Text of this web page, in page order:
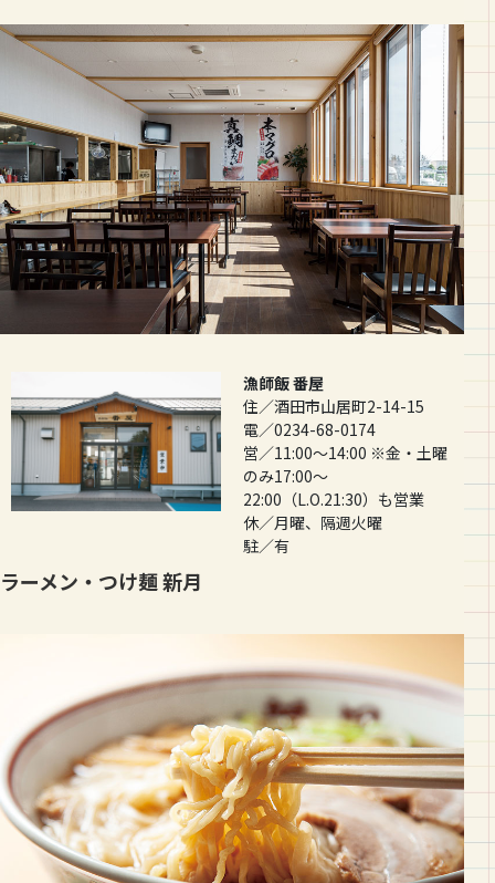
漁師飯 番屋
住／酒田市山居町2-14-15
電／0234-68-0174
営／11:00〜14:00 ※金・土曜
のみ17:00〜
22:00（L.O.21:30）も営業
休／月曜、隔週火曜
駐／有
ラーメン・つけ麺 新月